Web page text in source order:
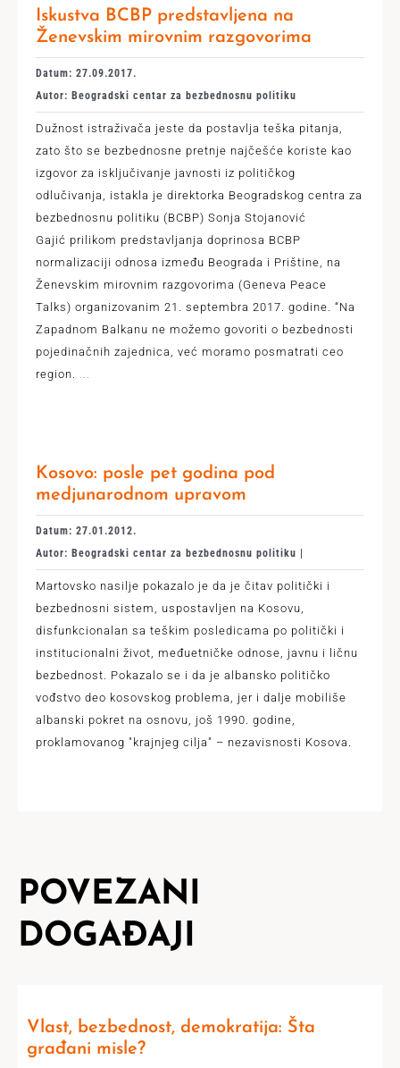
Iskustva BCBP predstavljena na
Ženevskim mirovnim razgovorima
Datum: 27.09.2017.
Autor: Beogradski centar za bezbednosnu politiku
Dužnost istraživača jeste da postavlja teška pitanja,
zato što se bezbednosne pretnje najčešće koriste kao
izgovor za isključivanje javnosti iz političkog
odlučivanja, istakla je direktorka Beogradskog centra za
bezbednosnu politiku (BCBP) Sonja Stojanović
Gajić prilikom predstavljanja doprinosa BCBP
normalizaciji odnosa između Beograda i Prištine, na
Ženevskim mirovnim razgovorima (Geneva Peace
Talks) organizovanim 21. septembra 2017. godine. “Na
Zapadnom Balkanu ne možemo govoriti o bezbednosti
pojedinačnih zajednica, već moramo posmatrati ceo
region.
Kosovo: posle pet godina pod
medjunarodnom upravom
Datum: 27.01.2012.
Autor: Beogradski centar za bezbednosnu politiku |
Martovsko nasilje pokazalo je da je čitav politički i
bezbednosni sistem, uspostavljen na Kosovu,
disfunkcionalan sa teškim posledicama po politički i
institucionalni život, međuetničke odnose, javnu i ličnu
bezbednost. Pokazalo se i da je albansko političko
vođstvo deo kosovskog problema, jer i dalje mobiliše
albanski pokret na osnovu, još 1990. godine,
proklamovanog "krajnjeg cilja" – nezavisnosti Kosova.
POVEZANI
DOGAĐAJI
Vlast, bezbednost, demokratija: Šta
građani misle?